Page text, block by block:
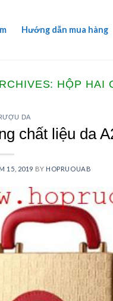
Hướng dẫn mua hàng
HỘP HAI
DA
chất liệu da
15, 2019 BY HOPRUOUAB